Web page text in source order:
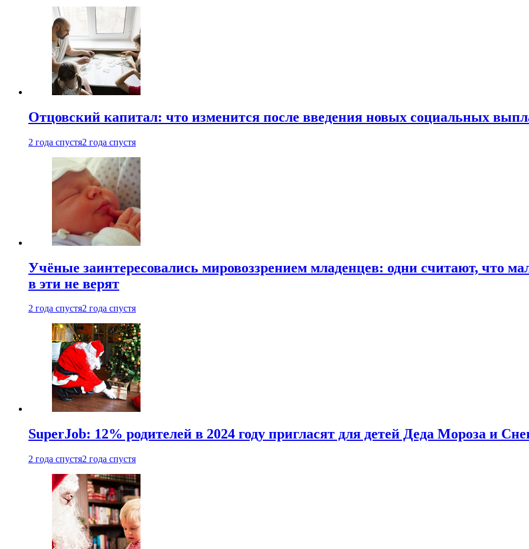
Отцовский капитал: что изменится после введения новых социальных
2 года спустя2 года спустя
Учёные заинтересовались мировоззрением младенцев: одни считают, что
в эти не верят
2 года спустя2 года спустя
SuperJob: 12% родителей в 2024 году пригласят для детей Деда Мороза и
2 года спустя2 года спустя